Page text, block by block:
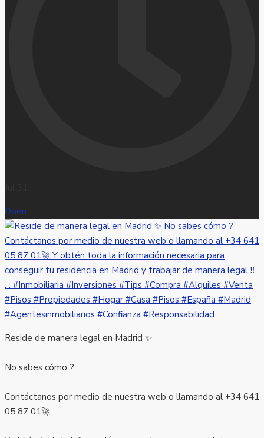
Open
Reside de manera legal en Madrid ✨
No sabes cómo ?
Contáctanos por medio de nuestra web o llamando al +34 641
05 87 01🚀